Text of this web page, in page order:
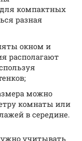
компактных
разная
окном и
располагают
можно
комнаты или
в середине.
учитывать